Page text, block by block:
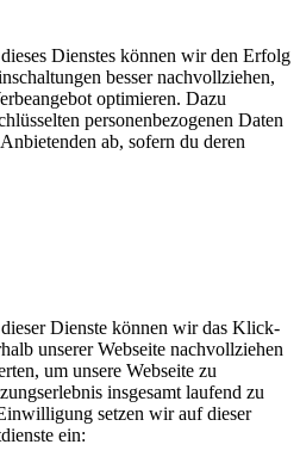
Dienstes können wir den Erfolg
besser nachvollziehen,
optimieren. Dazu
personenbezogenen Daten
ab, sofern du deren
Dienste können wir das Klick-
unserer Webseite nachvollziehen
um unsere Webseite zu
insgesamt laufend zu
setzen wir auf dieser
ein: